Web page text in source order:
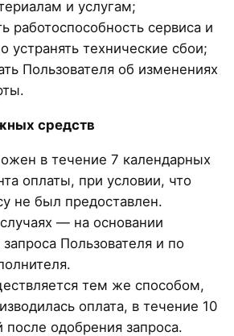
и услугам;
работоспособность сервиса и
устранять технические сбои;
Пользователя об изменениях
средств
в течение 7 календарных
оплаты, при условии, что
не был предоставлен.
— на основании
Пользователя и по
тем же способом,
оплата, в течение 10
после одобрения запроса.